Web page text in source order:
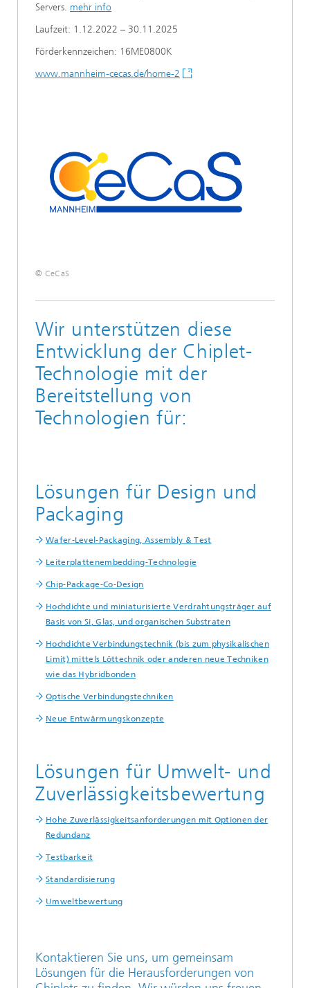
Servers. mehr info
Laufzeit: 1.12.2022 – 30.11.2025
Förderkennzeichen: 16ME0800K
www.mannheim-cecas.de/home-2
© CeCaS
Wir unterstützen diese
Entwicklung der Chiplet-
Technologie mit der
Bereitstellung von
Technologien für:
Lösungen für Design und
Packaging
Wafer-Level-Packaging, Assembly & Test
Leiterplattenembedding-Technologie
Chip-Package-Co-Design
Hochdichte und miniaturisierte Verdrahtungsträger auf
Basis von Si, Glas, und organischen Substraten
Hochdichte Verbindungstechnik (bis zum physikalischen
Limit) mittels Löttechnik oder anderen neue Techniken
wie das Hybridbonden
Optische Verbindungstechniken
Neue Entwärmungskonzepte
Lösungen für Umwelt- und
Zuverlässigkeitsbewertung
Hohe Zuverlässigkeitsanforderungen mit Optionen der
Redundanz
Testbarkeit
Standardisierung
Umweltbewertung
Kontaktieren Sie uns, um gemeinsam
Lösungen für die Herausforderungen von